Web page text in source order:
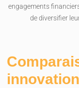
engagements
de diversifier